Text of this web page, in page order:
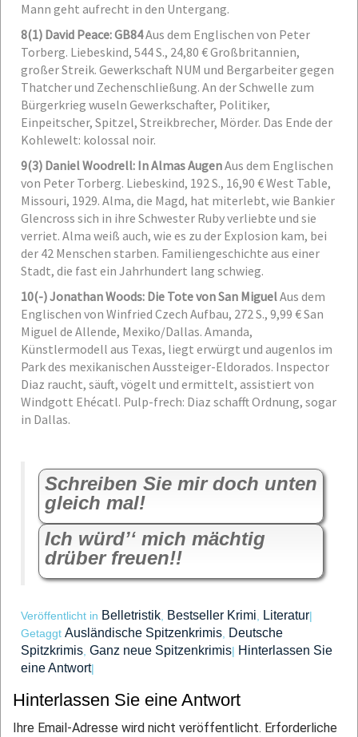
Mann geht aufrecht in den Untergang.
8(1) David Peace: GB84Aus dem Englischen von Peter
Torberg. Liebeskind, 544 S., 24,80 €Großbritannien,
großer Streik. Gewerkschaft NUM und Bergarbeiter gegen
Thatcher und Zechenschließung. An der Schwelle zum
Bürgerkrieg wuseln Gewerkschafter, Politiker,
Einpeitscher, Spitzel, Streikbrecher, Mörder. Das Ende der
Kohlewelt: kolossal noir.
9(3) Daniel Woodrell: In Almas AugenAus dem Englischen
von Peter Torberg. Liebeskind, 192 S., 16,90 €West Table,
Missouri, 1929. Alma, die Magd, hat miterlebt, wie Bankier
Glencross sich in ihre Schwester Ruby verliebte und sie
verriet. Alma weiß auch, wie es zu der Explosion kam, bei
der 42 Menschen starben. Familiengeschichte aus einer
Stadt, die fast ein Jahrhundert lang schwieg.
10(-) Jonathan Woods: Die Tote von San MiguelAus dem
Englischen von Winfried Czech Aufbau, 272 S., 9,99 €San
Miguel de Allende, Mexiko/Dallas. Amanda,
Künstlermodell aus Texas, liegt erwürgt und augenlos im
Park des mexikanischen Aussteiger-Eldorados. Inspector
Diaz raucht, säuft, vögelt und ermittelt, assistiert von
Windgott Ehécatl. Pulp-frech: Diaz schafft Ordnung, sogar
in Dallas.
Schreiben Sie mir doch unten
gleich mal!
Ich würd’‘ mich mächtig
drüber freuen!!
Veröffentlicht in Belletristik Bestseller Krimi Literatur|
Getaggt Ausländische Spitzenkrimis Deutsche
Spitzkrimis Ganz neue Spitzenkrimis| Hinterlassen Sie
eine Antwort|
Hinterlassen Sie eine Antwort
Ihre Email-Adresse wird nicht veröffentlicht. Erforderliche